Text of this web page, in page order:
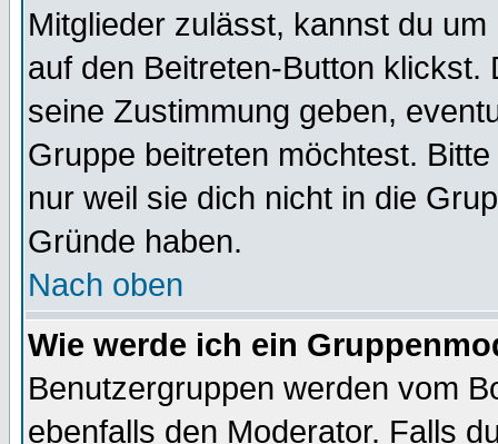
Mitglieder zulässt, kannst du
auf den Beitreten-Button
seine Zustimmung geben,
Gruppe beitreten möchtest.
nur weil sie dich nicht in die
Gründe haben.
Nach oben
Wie werde ich ein
Benutzergruppen werden vom
ebenfalls den Moderator. Falls